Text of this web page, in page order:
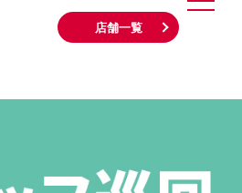
店舗一覧